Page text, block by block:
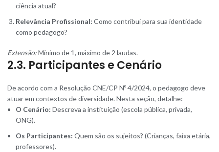
ciência atual?
Relevância Profissional: Como contribui para sua identidade
como pedagogo?
Extensão:Mínimo de 1, máximo de 2 laudas.
2.3. Participantes e Cenário
De acordo com a Resolução CNE/CP Nº 4/2024, o pedagogo deve
atuar em contextos de diversidade. Nesta seção, detalhe:
O Cenário: Descreva a instituição (escola pública, privada,
ONG).
Os Participantes: Quem são os sujeitos? (Crianças, faixa etária,
professores).